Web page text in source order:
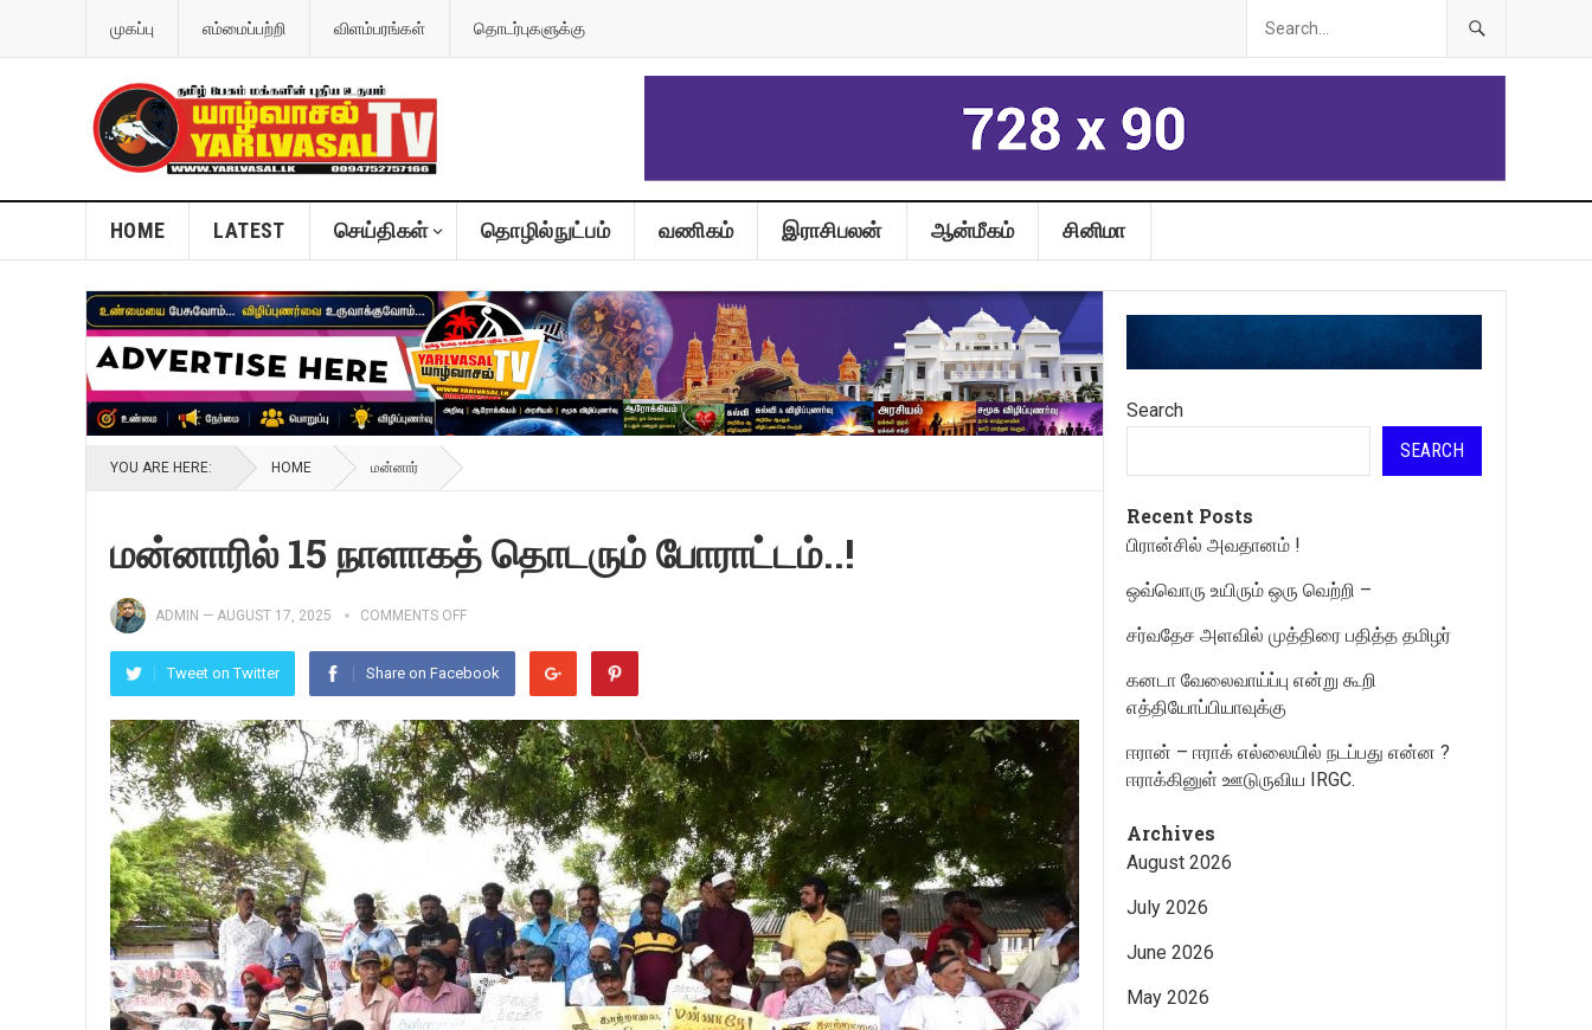
முகப்பு எம்மைப்பற்றி விளம்பரங்கள் தொடர்புகளுக்கு
HOME LATEST செய்திகள் தொழில்நுட்பம் வணிகம் இராசிபலன் ஆன்மீகம் சினிமா
YOU ARE HERE: HOME மன்னார்
மன்னாரில் 15 நாளாகத் தொடரும் போராட்டம்..!
ADMIN — AUGUST 17, 2025 COMMENTS OFF
Tweet on Twitter Share on Facebook
Search
SEARCH
Recent Posts
பிரான்சில் அவதானம் !
ஒவ்வொரு உயிரும் ஒரு வெற்றி –
சர்வதேச அளவில் முத்திரை பதித்த தமிழர்
கனடா வேலைவாய்ப்பு என்று கூறி
எத்தியோப்பியாவுக்கு
ஈரான் – ஈராக் எல்லையில் நடப்பது என்ன ?
ஈராக்கினுள் ஊடுருவிய IRGC.
Archives
August 2026
July 2026
June 2026
May 2026